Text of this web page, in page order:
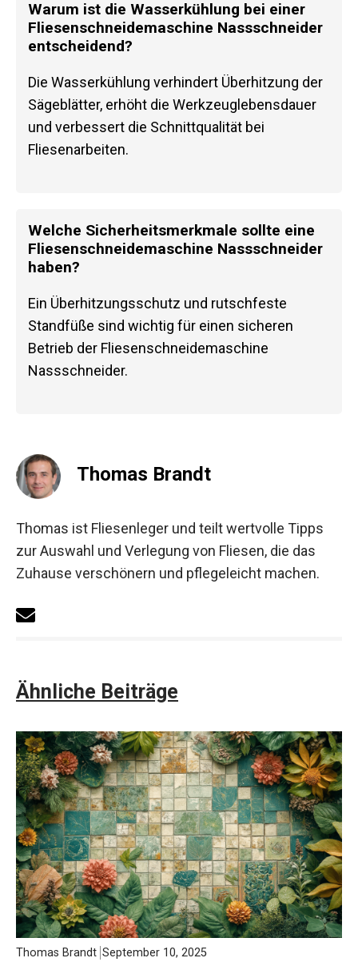
Warum ist die Wasserkühlung bei einer
Fliesenschneidemaschine Nassschneider
entscheidend?
Die Wasserkühlung verhindert Überhitzung der
Sägeblätter, erhöht die Werkzeuglebensdauer
und verbessert die Schnittqualität bei
Fliesenarbeiten.
Welche Sicherheitsmerkmale sollte eine
Fliesenschneidemaschine Nassschneider
haben?
Ein Überhitzungsschutz und rutschfeste
Standfüße sind wichtig für einen sicheren
Betrieb der Fliesenschneidemaschine
Nassschneider.
Thomas Brandt
Thomas ist Fliesenleger und teilt wertvolle Tipps
zur Auswahl und Verlegung von Fliesen, die das
Zuhause verschönern und pflegeleicht machen.
Ähnliche Beiträge
Thomas Brandt September 10, 2025